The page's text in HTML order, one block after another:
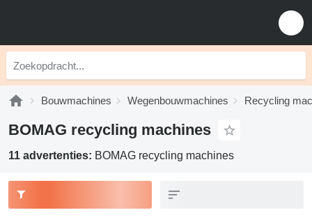
Bouwmachines Wegenbouwmachines Recycling
BOMAG recycling machines
11 advertenties: BOMAG recycling machines